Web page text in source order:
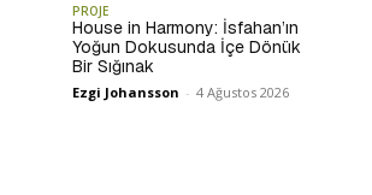
PROJE
House in Harmony: İsfahan’ın
Yoğun Dokusunda İçe Dönük
Bir Sığınak
Ezgi Johansson - 4 Ağustos 2026